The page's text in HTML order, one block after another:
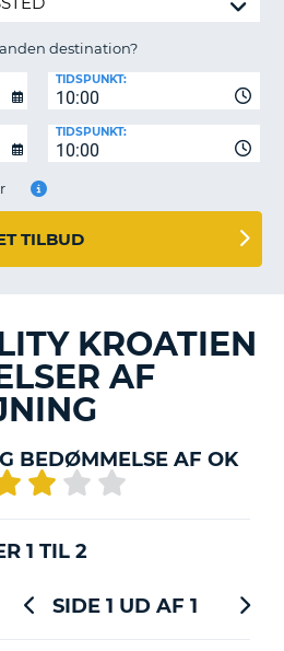
destination?
10:00
TIDSPUNKT:
10:00
TIDSPUNKT:
TILBUD
KROATIEN
AF
BEDØMMELSE AF OK
1 TIL 2
SIDE 1 UD AF 1